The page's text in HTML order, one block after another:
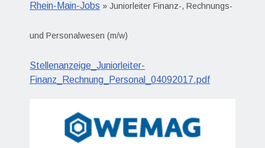
Rhein-Main-Jobs » Juniorleiter Finanz-, Rechnungs-
und Personalwesen (m/w)
Stellenanzeige_Juniorleiter-
Finanz_Rechnung_Personal_04092017.pdf